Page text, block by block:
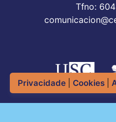
Tfno:
Privacidade Cookies